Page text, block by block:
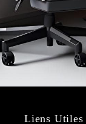
Liens Utiles